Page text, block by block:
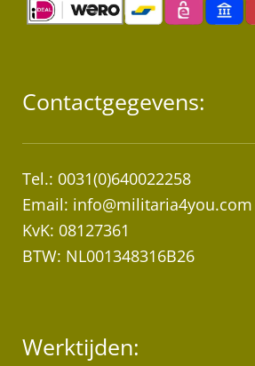
Contactgegevens:
Tel.: 0031(0)640022258
Email: info@militaria4you.com
KvK: 08127361
BTW: NL001348316B26
Werktijden: